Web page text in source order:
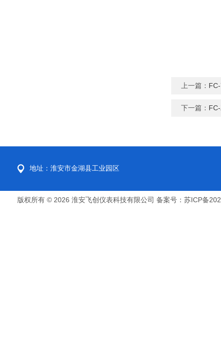
上一篇：
下一篇：
地址：淮安市金湖县工业园区
版权所有 © 2026 淮安飞创仪表科技有限公司 备案号：苏ICP备